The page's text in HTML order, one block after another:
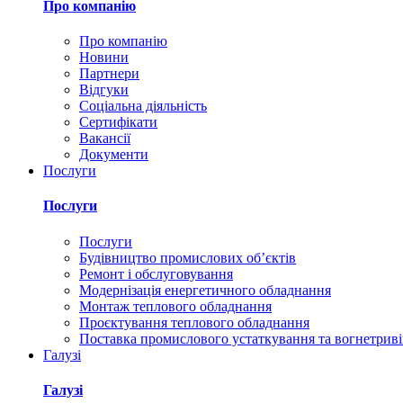
Про компанію
Про компанію
Новини
Партнери
Відгуки
Соціальна діяльність
Сертифікати
Вакансії
Документи
Послуги
Послуги
Послуги
Будівництво промислових обʼєктів
Ремонт і обслуговування
Модернізація енергетичного обладнання
Монтаж теплового обладнання
Проєктування теплового обладнання
Поставка промислового устаткування та
Галузі
Галузі